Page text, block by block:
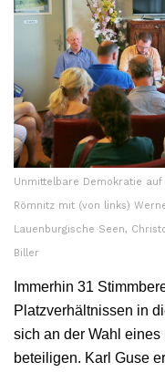
Unmittelbare Demokratie
Römnitz mit (von links)
Lauenburgische Seen,
Biller
Immerhin 31
Platzverhältnissen in
sich an der Wahl
beteiligen. Karl Guse